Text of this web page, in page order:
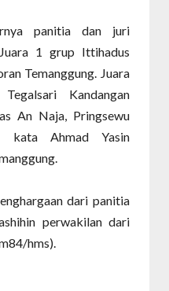
panitia dan juri
1 grup Ittihadus
Temanggung. Juara
Kandangan
An Naja, Pringsewu
kata Ahmad Yasin
dari panitia
perwakilan dari
hms).